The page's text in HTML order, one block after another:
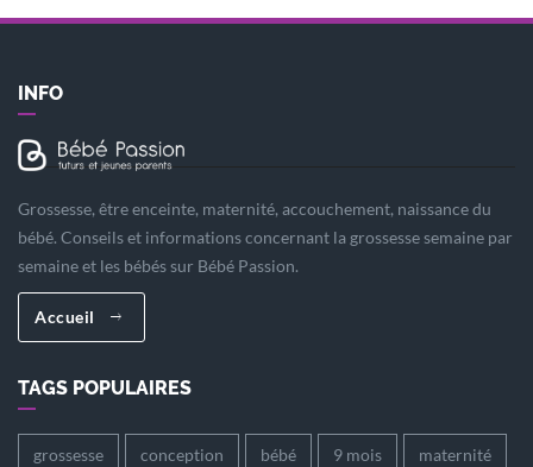
INFO
Grossesse, être enceinte, maternité, accouchement, naissance du
bébé. Conseils et informations concernant la grossesse semaine par
semaine et les bébés sur Bébé Passion.
Accueil
TAGS POPULAIRES
grossesse conception bébé 9 mois maternité